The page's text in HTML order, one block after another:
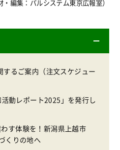
・編集：パルシステム東京広報室）
るご案内（注文スケジュー
活動レポート2025」を発行し
わす体験を！新潟県上越市
くりの地へ